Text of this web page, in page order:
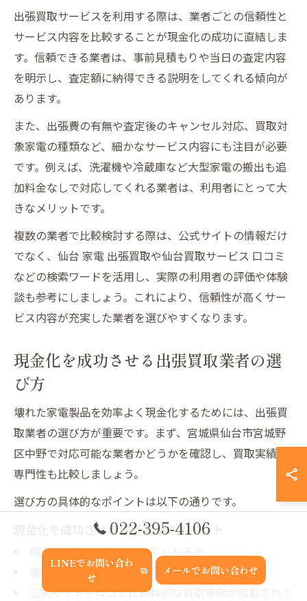
出張買取サービスを利用する際は、業者ごとの信頼性と
サービス内容を比較することが現金化の成功に直結しま
す。信頼できる業者は、事前見積もりや当日の査定内容
を明示し、査定額に納得できる説明をしてくれる傾向が
あります。
また、出張費の有無や査定後のキャンセル対応、買取対
象家電の種類など、細かなサービス内容にも注目が必要
です。例えば、洗濯機や冷蔵庫など大型家電の搬出も追
加料金なしで対応してくれる業者は、利用者にとって大
きなメリットです。
複数の業者で比較検討する際は、公式サイトの情報だけ
でなく、仙台 家電 出張買取や仙台買取サービス 口コミ
などの検索ワードを活用し、実際の利用者の評価や体験
談も参考にしましょう。これにより、信頼性が高くサー
ビス内容が充実した業者を選びやすくなります。
現金化を成功させる出張買取業者の選
び方
壊れた家電製品を効率よく現金化するためには、出張買
取業者の選び方が重要です。まず、宮城県仙台市宮城野
区中野で対応可能な業者かどうかを確認し、買取実績や
専門性も比較しましょう。
選び方の具体的なポイントは以下の通りです。
現金化を成功させる業者選びのポイント
無料で出張・査定を行ってくれるか
壊れた家電でも積極的に買取対象としているか
公式サイトや口コミに具体的な買取事例が掲載されて
022-395-4106
LINEでお問い合わ
せ
メールでお問い合わせ